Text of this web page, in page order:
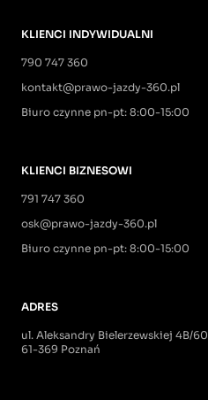
KLIENCI INDYWIDUALNI
790 747 360
kontakt@prawo-jazdy-360.pl
Biuro czynne pn-pt: 8:00-15:00
KLIENCI BIZNESOWI
791 747 360
osk@prawo-jazdy-360.pl
Biuro czynne pn-pt: 8:00-15:00
ADRES
ul. Aleksandry Bielerzewskiej 4B/60
61-369 Poznań